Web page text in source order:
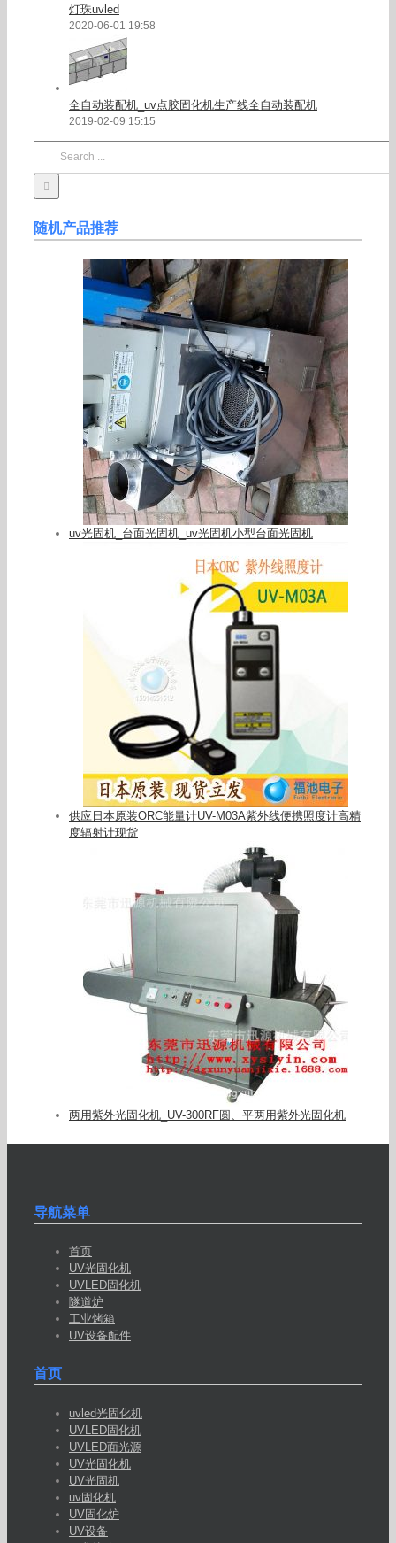
灯珠uvled
2020-06-01 19:58
全自动装配机_uv点胶固化机生产线全自动装配机
2019-02-09 15:15
随机产品推荐
uv光固机_台面光固机_uv光固机小型台面光固机
供应日本原装ORC能量计UV-M03A紫外线便携照度计高精
度辐射计现货
两用紫外光固化机_UV-300RF圆、平两用紫外光固化机
导航菜单
首页
UV光固化机
UVLED固化机
隧道炉
工业烤箱
UV设备配件
首页
uvled光固化机
UVLED固化机
UVLED面光源
UV光固化机
UV光固机
uv固化机
UV固化炉
UV设备